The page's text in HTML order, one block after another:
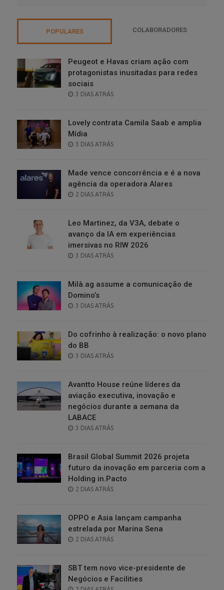
POPULARES COLABORADORES
Peugeot e Havas criam ação com
protagonistas inusitadas para redes
sociais
POSTED
3 DIAS ATRÁS
Lovely contrata Camila Saab e amplia
Mídia
POSTED
3 DIAS ATRÁS
Made vence concorrência e é a nova
agência da operadora Alares
POSTED
2 DIAS ATRÁS
Leo Martinez, da V3A, debate o
avanço da IA em experiências
imersivas no RIW 2026
POSTED
3 DIAS ATRÁS
Milà.ag assume a comunicação de
Domino’s
POSTED
3 DIAS ATRÁS
Do cofrinho à realização: o novo plano
do BB
POSTED
3 DIAS ATRÁS
Avantto House reúne líderes da
aviação executiva, inovação e
negócios durante a semana da
LABACE
POSTED
3 DIAS ATRÁS
Brasil Global Summit 2026 projeta
futuro da inovação em parceria com a
Holding in.Pacto
POSTED
2 DIAS ATRÁS
OPPO e Asia lançam campanha
estrelada por Marina Sena
POSTED
2 DIAS ATRÁS
SBT tem novo vice-presidente de
Negócios e Facilities
POSTED